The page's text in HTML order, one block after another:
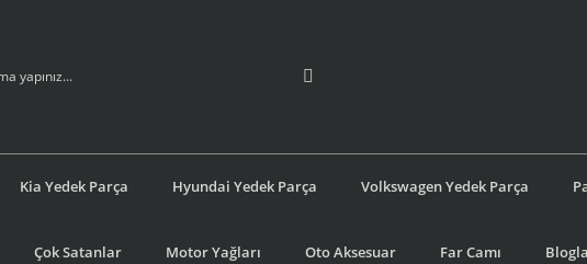
Kia Yedek Parça Hyundai Yedek Parça Volkswagen Yedek Parça
Çok Satanlar Motor Yağları Oto Aksesuar Far Camı